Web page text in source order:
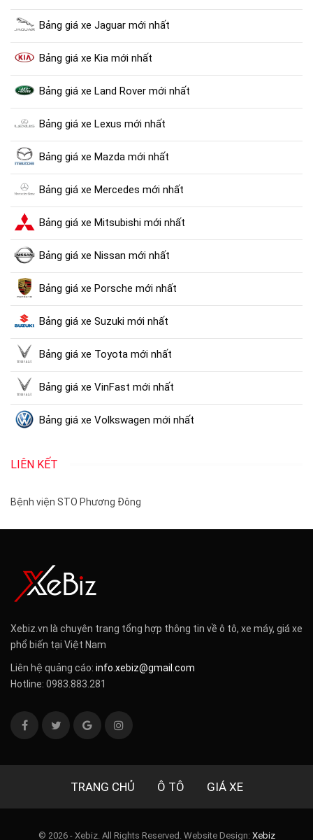
Bảng giá xe Jaguar mới nhất
Bảng giá xe Kia mới nhất
Bảng giá xe Land Rover mới nhất
Bảng giá xe Lexus mới nhất
Bảng giá xe Mazda mới nhất
Bảng giá xe Mercedes mới nhất
Bảng giá xe Mitsubishi mới nhất
Bảng giá xe Nissan mới nhất
Bảng giá xe Porsche mới nhất
Bảng giá xe Suzuki mới nhất
Bảng giá xe Toyota mới nhất
Bảng giá xe VinFast mới nhất
Bảng giá xe Volkswagen mới nhất
LIÊN KẾT
Bệnh viện STO Phương Đông
Xebiz.vn là chuyên trang tổng hợp thông tin về ô tô, xe máy, giá xe
phổ biến tại Việt Nam
Liên hệ quảng cáo: info.xebiz@gmail.com
Hotline: 0983.883.281
TRANG CHỦ Ô TÔ GIÁ XE
© 2026 - Xebiz. All Rights Reserved. Website Design: Xebiz